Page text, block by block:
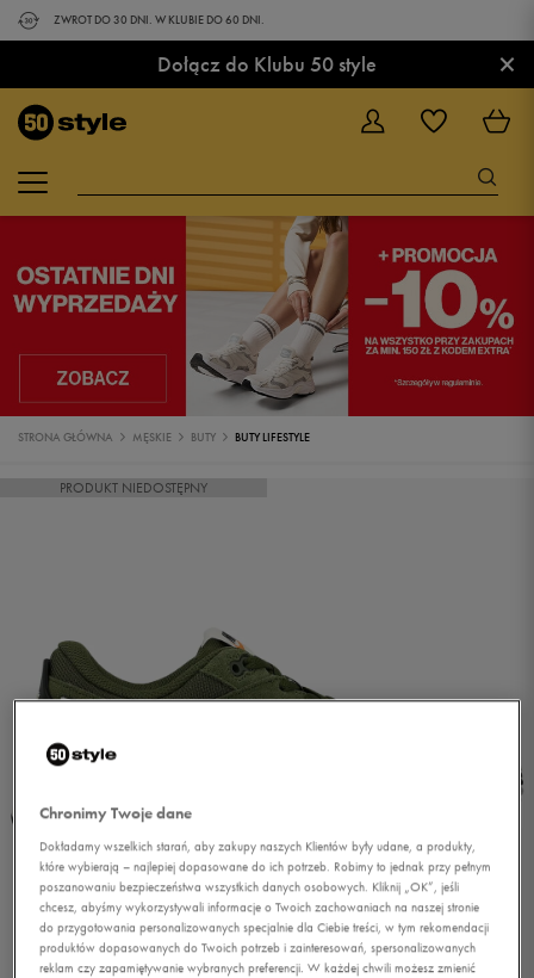
ZWROT DO 30 DNI. W KLUBIE DO 60 DNI.
Dołącz do Klubu 50 style ×
STRONA GŁÓWNA MĘSKIE BUTY BUTY LIFESTYLE
PRODUKT NIEDOSTĘPNY
Chronimy Twoje dane
Dokładamy wszelkich starań, aby zakupy naszych Klientów były udane, a produkty,
które wybierają – najlepiej dopasowane do ich potrzeb. Robimy to jednak przy pełnym
poszanowaniu bezpieczeństwa wszystkich danych osobowych. Kliknij „OK”, jeśli
chcesz, abyśmy wykorzystywali informacje o Twoich zachowaniach na naszej stronie
do przygotowania personalizowanych specjalnie dla Ciebie treści, w tym rekomendacji
produktów dopasowanych do Twoich potrzeb i zainteresowań, spersonalizowanych
reklam czy zapamiętywanie wybranych preferencji. W każdej chwili możesz zmienić